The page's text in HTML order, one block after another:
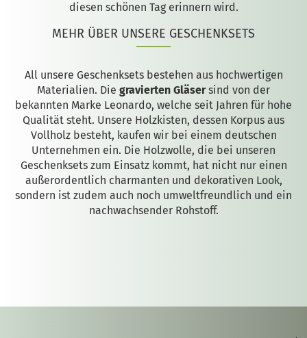
diesen schönen Tag erinnern wird.
MEHR ÜBER UNSERE GESCHENKSETS
All unsere Geschenksets bestehen aus hochwertigen
Materialien. Die gravierten Gläsersind von der
bekannten Marke Leonardo, welche seit Jahren für hohe
Qualität steht. Unsere Holzkisten, dessen Korpus aus
Vollholz besteht, kaufen wir bei einem deutschen
Unternehmen ein. Die Holzwolle, die bei unseren
Geschenksets zum Einsatz kommt, hat nicht nur einen
außerordentlich charmanten und dekorativen Look,
sondern ist zudem auch noch umweltfreundlich und ein
nachwachsender Rohstoff.